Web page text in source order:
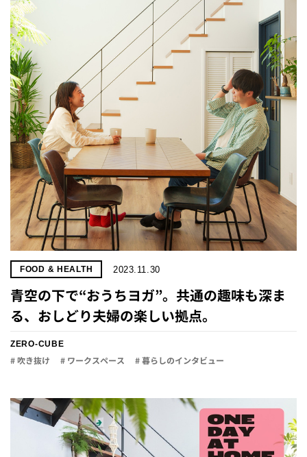
FOOD & HEALTH 2023.11.30
青空の下で“おうちヨガ”。共通の趣味も深ま
る、おしどり夫婦の楽しい拠点。
ZERO-CUBE
# 吹き抜け # ワークスペース # 暮らしのインタビュー